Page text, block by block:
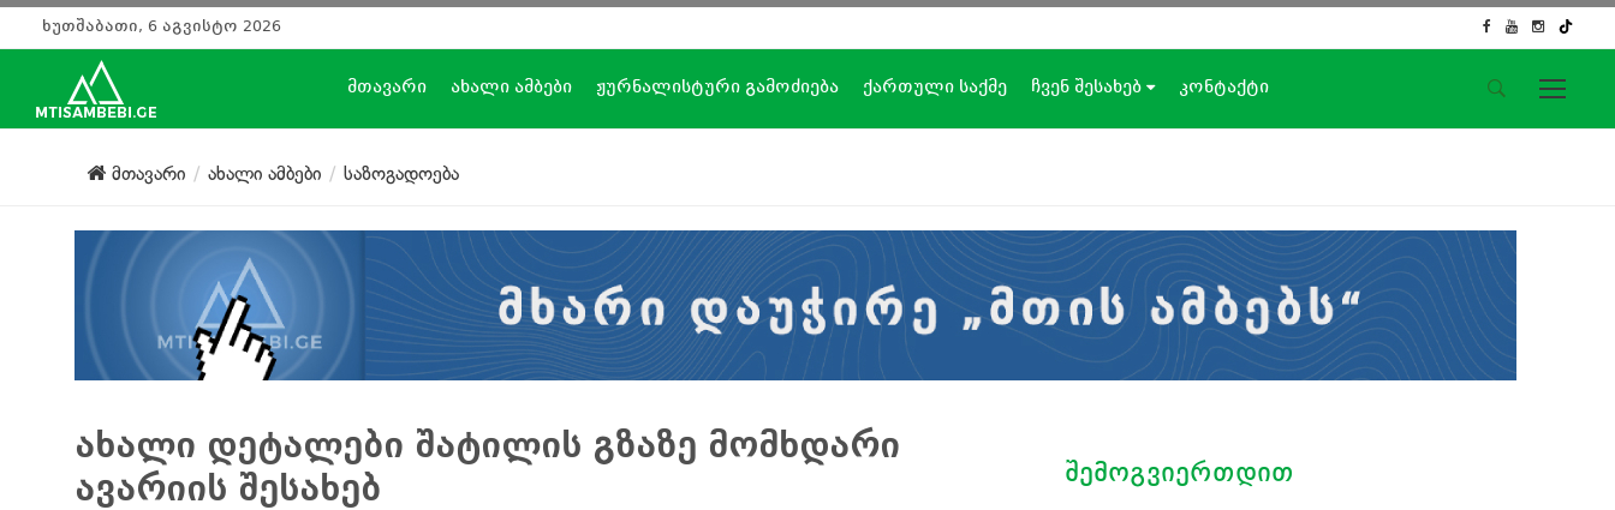
საიტის მენიუ
ჟურნალისტური გამოძიება
ქართული საქმე
ჩვენ შესახებ
კონტაქტი
ხუთშაბათი, 6 აგვისტო 2026
მთავარი ახალი ამბები ჟურნალისტური გამოძიება ქართული საქმე ჩვენ შესახებ კონტაქტი
მთავარი ახალი ამბები საზოგადოება
ახალი დეტალები შატილის გზაზე მომხდარი
ავარიის შესახებ
ᲨᲔᲛᲝᲒᲕᲘᲔᲠᲗᲓᲘᲗ